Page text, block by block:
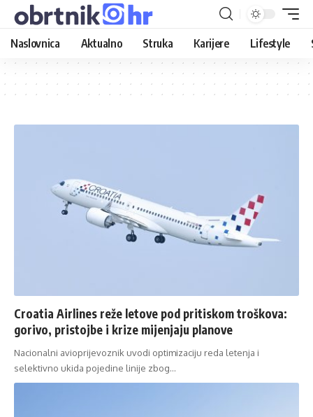
Naslovnica Aktualno Struka Karijere Lifestyle
Croatia Airlines reže letove pod pritiskom troškova:
gorivo, pristojbe i krize mijenjaju planove
Nacionalni avioprijevoznik uvodi optimizaciju reda letenja i
selektivno ukida pojedine linije zbog…